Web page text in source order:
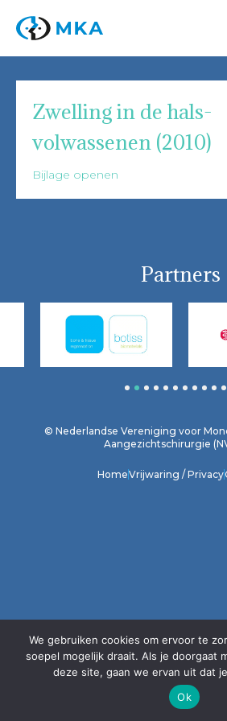
Zwelling in de hals-
volwassenen (2010)
Bijlage openen
Partners
5 6 7 8 9 1011 12
© Nederlandse Vereniging voor
Aangezichtschirurgie
HomeVrijwaring / Privacy
We gebruiken cookies om ervoor te
soepel mogelijk draait. Als je doorgaat
deze site, gaan we ervan uit dat
Ok